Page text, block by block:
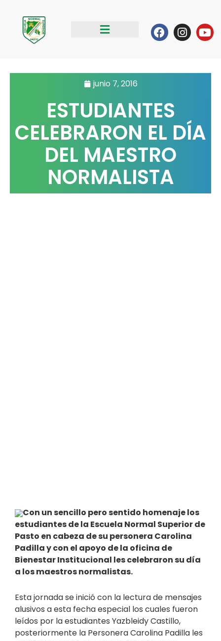
contenido
Facebook
junio 7, 2016
ESTUDIANTES
CELEBRARON EL DÍA
DEL MAESTRO
NORMALISTA
Con un sencillo pero sentido homenaje los
estudiantes de la Escuela Normal Superior de
Pasto en cabeza de su personera Carolina
Padilla y con el apoyo de la oficina de
Bienestar Institucional les celebraron su día
a los maestros normalistas.
Esta jornada se inició con la lectura de mensajes
alusivos a esta fecha especial los cuales fueron
leídos por la estudiantes Yazbleidy Castillo,
posteriormente la Personera Carolina Padilla les